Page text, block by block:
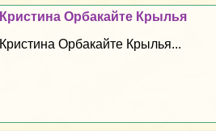
Кристина Орбакайте Крылья
Кристина Орбакайте Крылья...